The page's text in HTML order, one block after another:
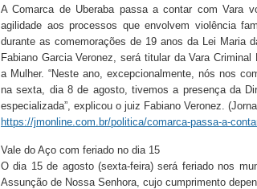
A Comarca de Uberaba passa a contar com Vara
agilidade aos processos que envolvem violência
durante as comemorações de 19 anos da Lei Maria
Fabiano Garcia Veronez, será titular da Vara
a Mulher. “Neste ano, excepcionalmente, nós nos
na sexta, dia 8 de agosto, tivemos a presença da
especializada”, explicou o juiz Fabiano Veronez.
https://jmonline.com.br/politica/comarca-passa-a-
Vale do Aço com feriado no dia 15
O dia 15 de agosto (sexta-feira) será feriado nos
Assunção de Nossa Senhora, cujo cumprimento